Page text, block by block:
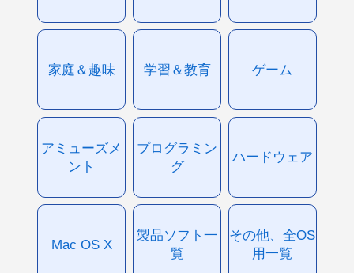
家庭＆趣味 学習＆教育 ゲーム
アミューズメ
ント
プログラミン
グ
ハードウェア
Mac OS X
製品ソフト一
覧
その他、全OS
用一覧